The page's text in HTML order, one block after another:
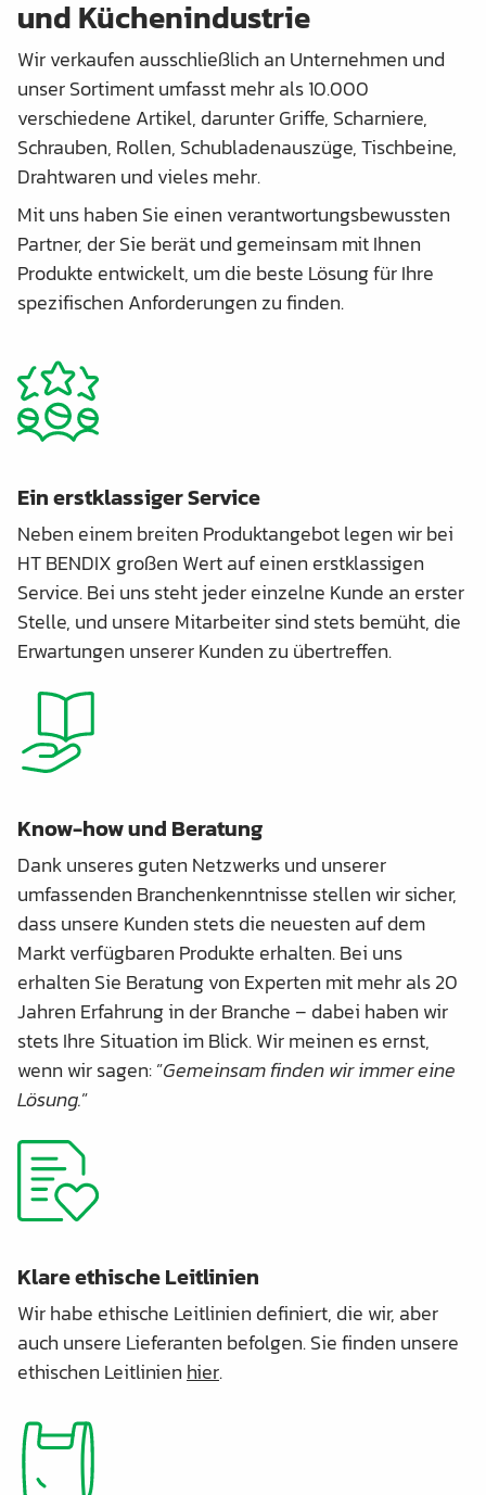
und Küchenindustrie
Wir verkaufen ausschließlich an Unternehmen und
unser Sortiment umfasst mehr als 10.000
verschiedene Artikel, darunter Griffe, Scharniere,
Schrauben, Rollen, Schubladenauszüge, Tischbeine,
Drahtwaren und vieles mehr.
Mit uns haben Sie einen verantwortungsbewussten
Partner, der Sie berät und gemeinsam mit Ihnen
Produkte entwickelt, um die beste Lösung für Ihre
spezifischen Anforderungen zu finden.
Ein erstklassiger Service
Neben einem breiten Produktangebot legen wir bei
HT BENDIX großen Wert auf einen erstklassigen
Service. Bei uns steht jeder einzelne Kunde an erster
Stelle, und unsere Mitarbeiter sind stets bemüht, die
Erwartungen unserer Kunden zu übertreffen.
Know-how und Beratung
Dank unseres guten Netzwerks und unserer
umfassenden Branchenkenntnisse stellen wir sicher,
dass unsere Kunden stets die neuesten auf dem
Markt verfügbaren Produkte erhalten. Bei uns
erhalten Sie Beratung von Experten mit mehr als 20
Jahren Erfahrung in der Branche – dabei haben wir
stets Ihre Situation im Blick. Wir meinen es ernst,
wenn wir sagen: ”Gemeinsam finden wir immer eine
Lösung.”
Klare ethische Leitlinien
Wir habe ethische Leitlinien definiert, die wir, aber
auch unsere Lieferanten befolgen. Sie finden unsere
ethischen Leitlinien hier.